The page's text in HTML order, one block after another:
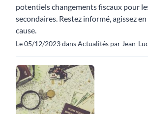
potentiels changements fiscaux pour
secondaires. Restez informé, agissez
cause.
Le 05/12/2023 dans Actualités par Jean-